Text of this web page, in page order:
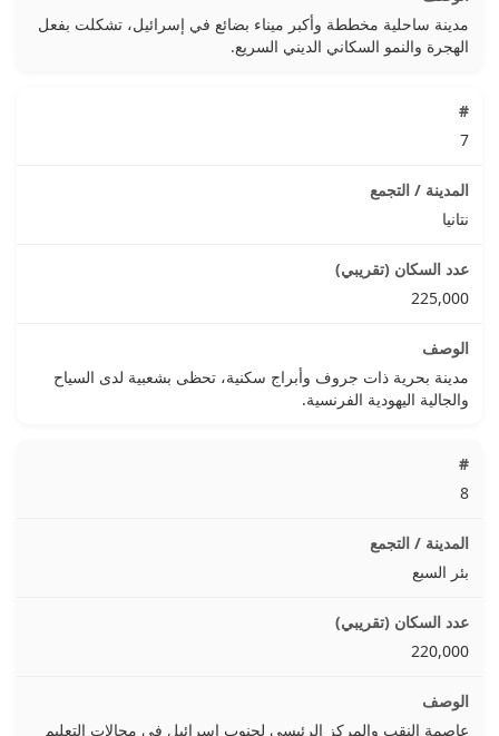
مدينة ساحلية مخططة وأكبر ميناء بضائع في إسرائيل، تشكلت بفعل
الهجرة والنمو السكاني الديني السريع.
7
نتانيا
225,000
مدينة بحرية ذات جروف وأبراج سكنية، تحظى بشعبية لدى السياح
والجالية اليهودية الفرنسية.
8
بئر السبع
220,000
عاصمة النقب والمركز الرئيسي لجنوب إسرائيل في مجالات التعليم